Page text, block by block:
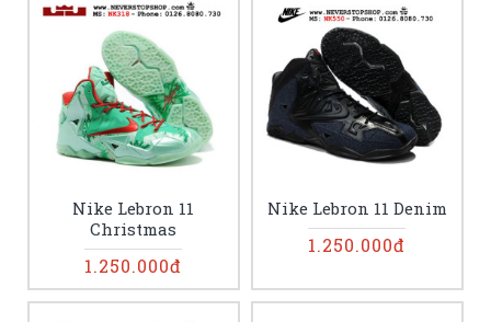
Nike Lebron 11
Christmas
1.250.000đ
Nike Lebron 11 Denim
1.250.000đ